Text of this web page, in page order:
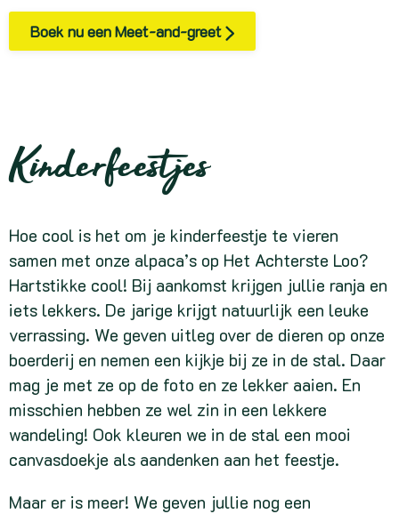
Boek nu een Meet-and-greet
Kinderfeestjes
Hoe cool is het om je kinderfeestje te vieren
samen met onze alpaca’s op Het Achterste Loo?
Hartstikke cool! Bij aankomst krijgen jullie ranja en
iets lekkers. De jarige krijgt natuurlijk een leuke
verrassing. We geven uitleg over de dieren op onze
boerderij en nemen een kijkje bij ze in de stal. Daar
mag je met ze op de foto en ze lekker aaien. En
misschien hebben ze wel zin in een lekkere
wandeling! Ook kleuren we in de stal een mooi
canvasdoekje als aandenken aan het feestje.
Maar er is meer! We geven jullie nog een